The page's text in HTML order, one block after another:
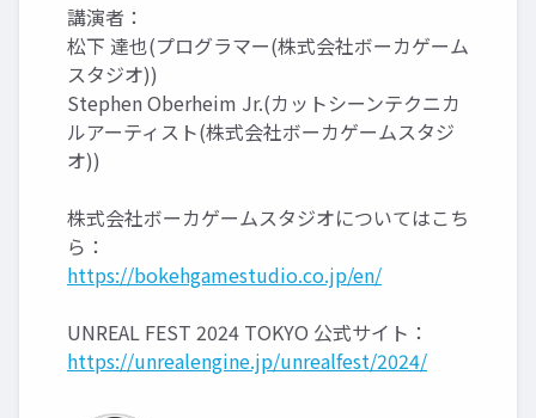
講演者：
松下 達也(プログラマー(株式会社ボーカゲーム
スタジオ))
Stephen Oberheim Jr.(カットシーンテクニカ
ルアーティスト(株式会社ボーカゲームスタジ
オ))
株式会社ボーカゲームスタジオについてはこち
ら：
https://bokehgamestudio.co.jp/en/
UNREAL FEST 2024 TOKYO 公式サイト：
https://unrealengine.jp/unrealfest/2024/